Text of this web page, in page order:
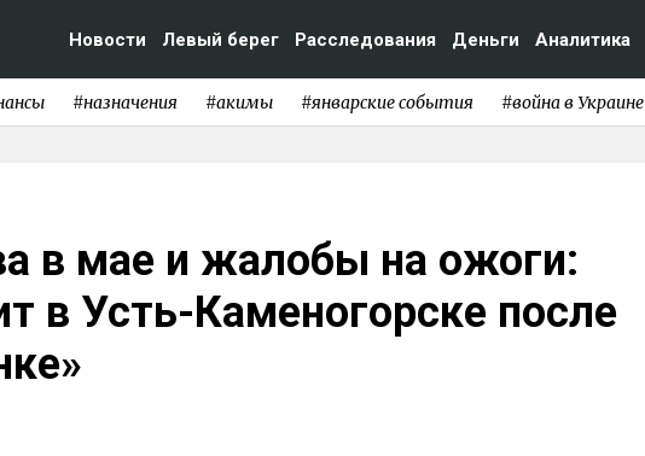
Новости Левый берег Расследования Деньги Аналитика
#назначения #акимы #январские события #война в Украине
в мае и жалобы на ожоги:
в Усть-Каменогорске после